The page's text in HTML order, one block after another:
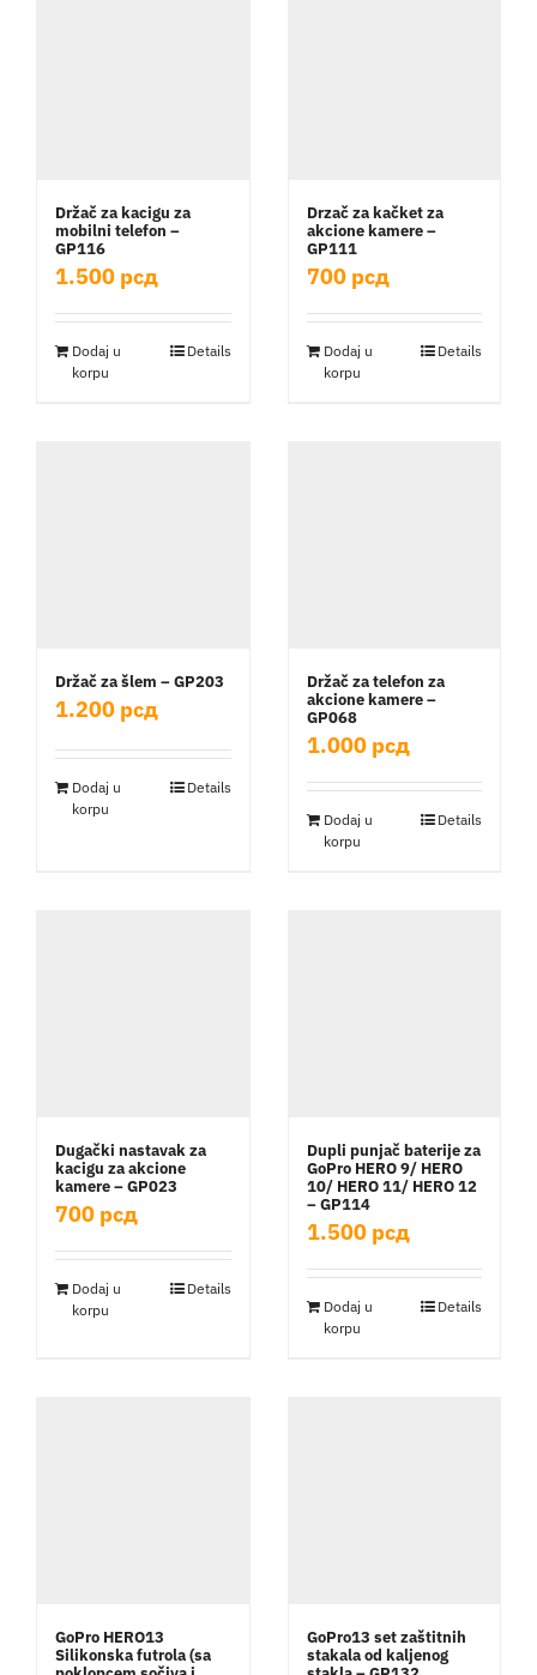
Držač za kacigu za
mobilni telefon –
GP116
1.500 рсд
Dodaj u
korpu
Details
Drzač za kačket za
akcione kamere –
GP111
700 рсд
Dodaj u
korpu
Details
Držač za šlem – GP203
1.200 рсд
Dodaj u
korpu
Details
Držač za telefon za
akcione kamere –
GP068
1.000 рсд
Dodaj u
korpu
Details
Dugački nastavak za
kacigu za akcione
kamere – GP023
700 рсд
Dodaj u
korpu
Details
Dupli punjač baterije za
GoPro HERO 9/ HERO
10/ HERO 11/ HERO 12
– GP114
1.500 рсд
Dodaj u
korpu
Details
GoPro HERO13
Silikonska futrola (sa
GoPro13 set zaštitnih
stakala od kaljenog